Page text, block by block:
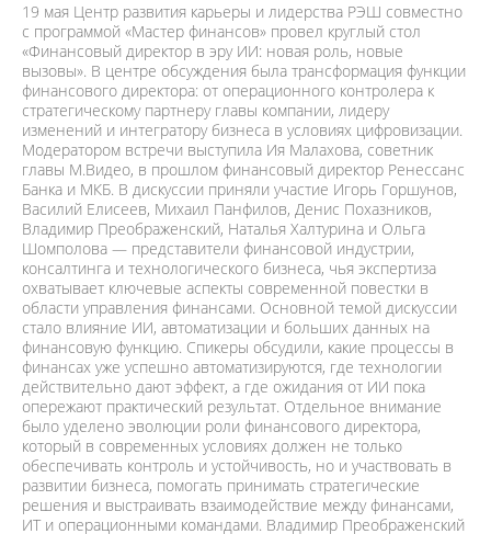
19 мая Центр развития карьеры и лидерства РЭШ совместно
с программой «Мастер финансов» провел круглый стол
«Финансовый директор в эру ИИ: новая роль, новые
вызовы». В центре обсуждения была трансформация функции
финансового директора: от операционного контролера к
стратегическому партнеру главы компании, лидеру
изменений и интегратору бизнеса в условиях цифровизации.
Модератором встречи выступила Ия Малахова, советник
главы М.Видео, в прошлом финансовый директор Ренессанс
Банка и МКБ. В дискуссии приняли участие Игорь Горшунов,
Василий Елисеев, Михаил Панфилов, Денис Похазников,
Владимир Преображенский, Наталья Халтурина и Ольга
Шомполова — представители финансовой индустрии,
консалтинга и технологического бизнеса, чья экспертиза
охватывает ключевые аспекты современной повестки в
области управления финансами. Основной темой дискуссии
стало влияние ИИ, автоматизации и больших данных на
финансовую функцию. Спикеры обсудили, какие процессы в
финансах уже успешно автоматизируются, где технологии
действительно дают эффект, а где ожидания от ИИ пока
опережают практический результат. Отдельное внимание
было уделено эволюции роли финансового директора,
который в современных условиях должен не только
обеспечивать контроль и устойчивость, но и участвовать в
развитии бизнеса, помогать принимать стратегические
решения и выстраивать взаимодействие между финансами,
ИТ и операционными командами. Владимир Преображенский